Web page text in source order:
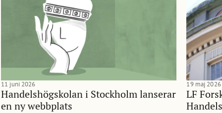
Handelshögskolan i Stockholm lanserar
en ny webbplats
11 juni 2026
LF
19 maj 2026